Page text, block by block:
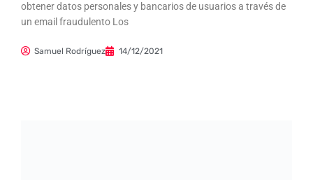
obtener datos personales y bancarios de usuarios a través de
un email fraudulento Los
Samuel Rodríguez 14/12/2021